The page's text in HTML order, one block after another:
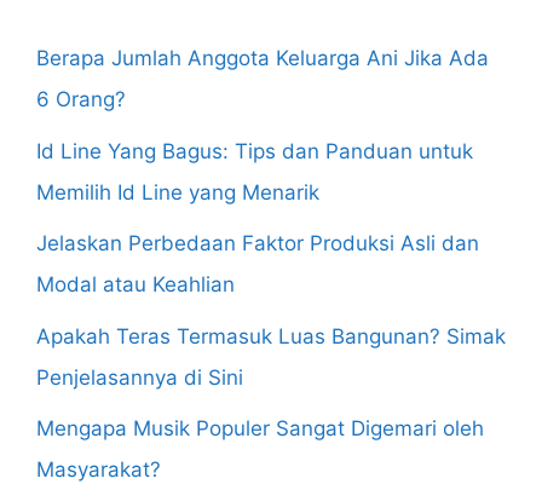
Berapa Jumlah Anggota Keluarga Ani Jika Ada
6 Orang?
Id Line Yang Bagus: Tips dan Panduan untuk
Memilih Id Line yang Menarik
Jelaskan Perbedaan Faktor Produksi Asli dan
Modal atau Keahlian
Apakah Teras Termasuk Luas Bangunan? Simak
Penjelasannya di Sini
Mengapa Musik Populer Sangat Digemari oleh
Masyarakat?